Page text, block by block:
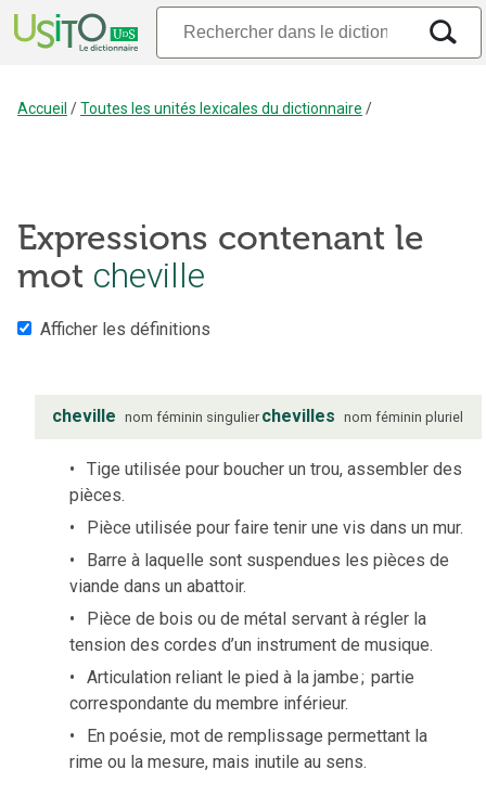
Accueil /Toutes les unités lexicales du dictionnaire /
Expressions contenant le
mot cheville
Afficher les définitions
cheville nom féminin singulier chevilles nom féminin pluriel
Tige utilisée pour boucher un trou, assembler des
pièces.
Pièce utilisée pour faire tenir une vis dans un mur.
Barre à laquelle sont suspendues les pièces de
viande dans un abattoir.
Pièce de bois ou de métal servant à régler la
tension des cordes d’un instrument de musique.
Articulation reliant le pied à la jambe; partie
correspondante du membre inférieur.
En poésie, mot de remplissage permettant la
rime ou la mesure, mais inutile au sens.